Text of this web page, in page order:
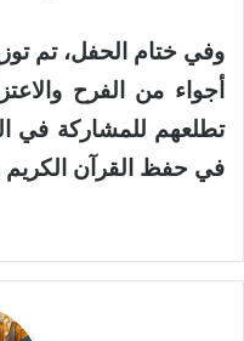
وفي ختام الحفل، تم
أجواء من الفرح
تطلعهم للمشاركة في
في حفظ القرآن الكريم